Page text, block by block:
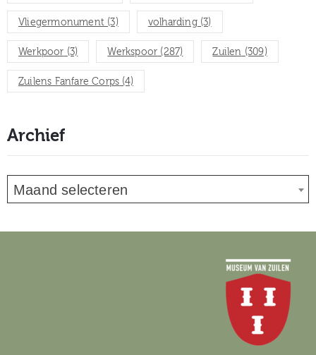
Vliegermonument (3) volharding(3)
Werkpoor (3) Werkspoor (287) Zuilen (309)
Zuilens Fanfare Corps (4)
Archief
Maand selecteren